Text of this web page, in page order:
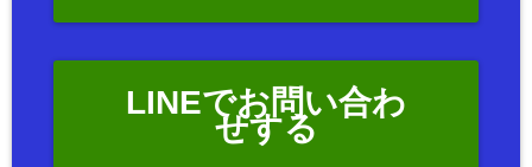
LINEでお問い合わ
せする